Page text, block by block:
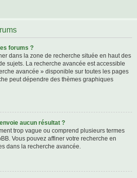
forums ?
dans la zone de recherche située en haut des
sujets. La recherche avancée est accessible
avancée » disponible sur toutes les pages
peut dépendre des thèmes graphiques
aucun résultat ?
trop vague ou comprend plusieurs termes
Vous pouvez affiner votre recherche en
dans la recherche avancée.